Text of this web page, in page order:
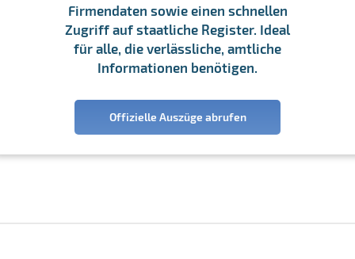
Firmendaten sowie einen schnellen
Zugriff auf staatliche Register. Ideal
für alle, die verlässliche, amtliche
Informationen benötigen.
Offizielle Auszüge abrufen